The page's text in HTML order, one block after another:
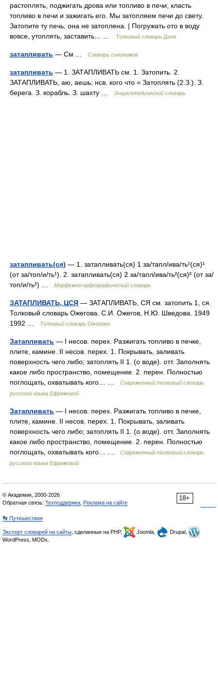
растоплять, поджигать дрова или топливо в печи; класть
топливо в печи и зажигать его. Мы затопляем печи до свету.
Затопите ту печь, она не затоплена. | Погружать ото в воду
вовсе, утоплять, заставить… …
Толковый словарь Даля
затапливать — См … Словарь синонимов
затапливать — 1. ЗАТАПЛИВАТЬ см. 1. Затопить. 2.
ЗАТАПЛИВАТЬ, аю, аешь; нсв. кого что = Затоплять (2.З.). З.
берега. З. корабль. З. шахту …
Энциклопедический словарь
затапливать(ся) — 1. затапливать(ся) 1 за/тапл/ива/ть¹(ся)¹
(от за/топ/и/ть¹). 2. затапливать(ся) 2 за/тапл/ива/ть²(ся)² (от за/
топ/и/ть²) …
Морфемно-орфографический словарь
ЗАТАПЛИВАТЬ, ЦСЯ — ЗАТАПЛИВАТЬ, СЯ см. затопить 1, ся.
Толковый словарь Ожегова. С.И. Ожегов, Н.Ю. Шведова. 1949
1992 …
Толковый словарь Ожегова
Затапливать — I несов. перех. Разжигать топливо в печке,
плите, камине. II несов. перех. 1. Покрывать, заливать
поверхность чего либо; затоплять II 1. (о воде). отт. Заполнять
какое либо пространство, помещение. 2. перен. Полностью
поглощать, охватывать кого… …
Современный толковый словарь
русского языка Ефремовой
Затапливать — I несов. перех. Разжигать топливо в печке,
плите, камине. II несов. перех. 1. Покрывать, заливать
поверхность чего либо; затоплять II 1. (о воде). отт. Заполнять
какое либо пространство, помещение. 2. перен. Полностью
поглощать, охватывать кого… …
Современный толковый словарь
русского языка Ефремовой
18+
© Академик, 2000-2026
Обратная связь: Техподдержка Реклама на сайте
👣 Путешествия
Экспорт словарей на сайты , сделанные на PHP, Joomla,
Drupal,
WordPress, MODx.